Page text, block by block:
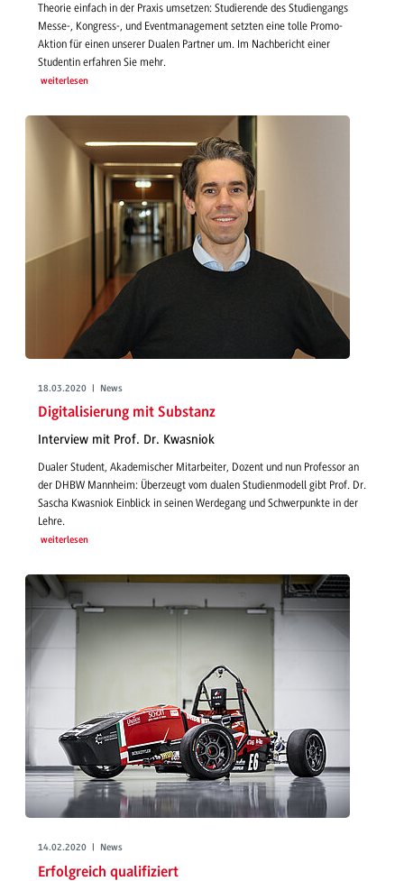
Theorie einfach in der Praxis umsetzen: Studierende des Studiengangs
Messe-, Kongress-, und Eventmanagement setzten eine tolle Promo-
Aktion für einen unserer Dualen Partner um. Im Nachbericht einer
Studentin erfahren Sie mehr.
weiterlesen
18.03.2020 | News
Digitalisierung mit Substanz
Interview mit Prof. Dr. Kwasniok
Dualer Student, Akademischer Mitarbeiter, Dozent und nun Professor an
der DHBW Mannheim: Überzeugt vom dualen Studienmodell gibt Prof. Dr.
Sascha Kwasniok Einblick in seinen Werdegang und Schwerpunkte in der
Lehre.
weiterlesen
14.02.2020 | News
Erfolgreich qualifiziert